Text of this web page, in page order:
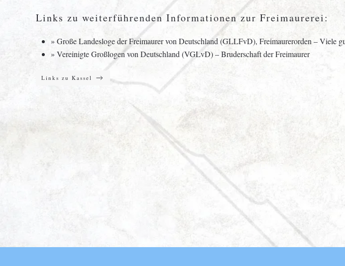
Links zu weiterführenden Informationen zur Freimaurerei:
» Große Landesloge der Freimaurer von Deutschland (GLLFvD), Freimaurerorden – Viele
» Vereinigte Großlogen von Deutschland (VGLvD)– Bruderschaft der Freimaurer
Links zu Kassel